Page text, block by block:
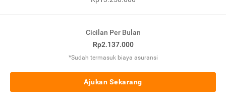
Cicilan Per Bulan
Rp2.137.000
*Sudah termasuk biaya asuransi
Ajukan Sekarang